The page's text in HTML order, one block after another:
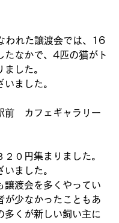
われた譲渡会では、16
たなかで、4匹の猫がト
した。
ました。
前　カフェギャラリー
２０円集まりました。
いました。
譲渡会を多くやってい
が少なかったこともあ
多くが新しい飼い主に